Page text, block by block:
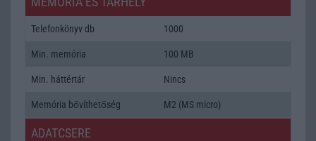
Telefonkönyv db 1000
Min. memória 100 MB
Min. háttértár Nincs
Memória bővíthetőség M2 (MS micro)
ADATCSERE